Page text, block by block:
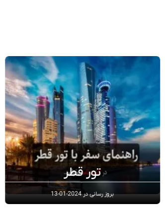
تور ازمیر ترکیه
بروز رسانی در2023-08-26